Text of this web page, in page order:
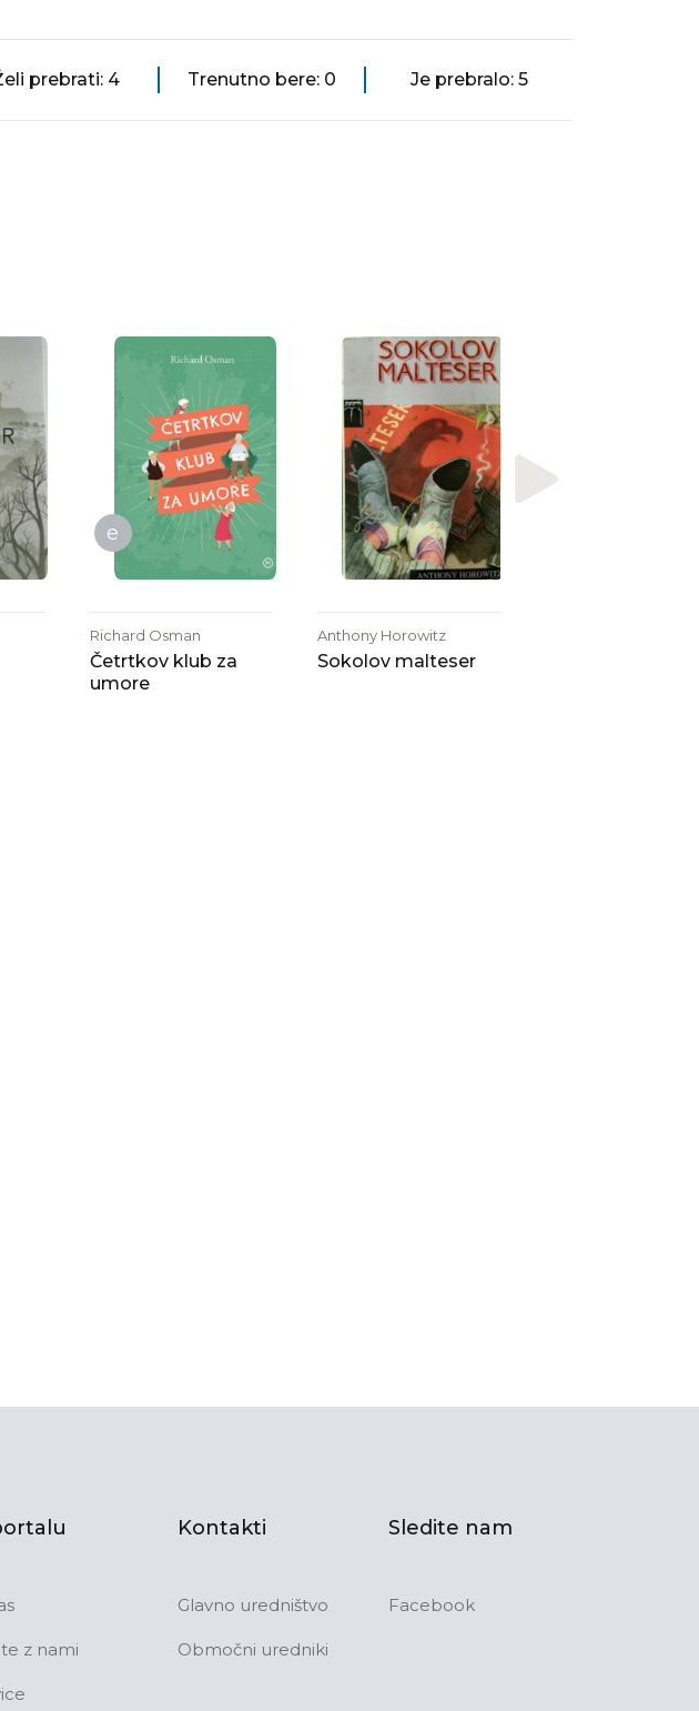
prebrati: 4 Trenutno bere: 0 Je prebralo: 5
e
Richard Osman
Četrtkov klub za
umore
Anthony Horowitz
Sokolov malteser
z nami
Kontakti
Glavno uredništvo
Območni uredniki
Sledite nam
Facebook